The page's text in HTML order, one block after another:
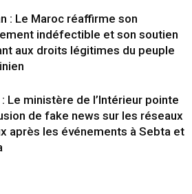
: Le Maroc réaffirme son
indéfectible et son soutien
aux droits légitimes du peuple
Le ministère de l’Intérieur pointe
de fake news sur les réseaux
après les événements à Sebta et